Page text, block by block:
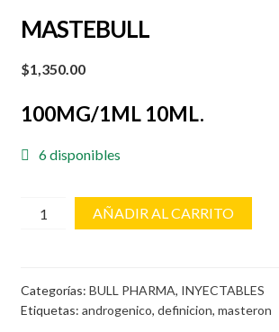
MASTEBULL
$1,350.00
100MG/1ML 10ML.
6 disponibles
MASTEBULL
cantidad
AÑADIR AL CARRITO
Categorías: BULL PHARMA, INYECTABLES
Etiquetas: androgenico, definicion, masteron